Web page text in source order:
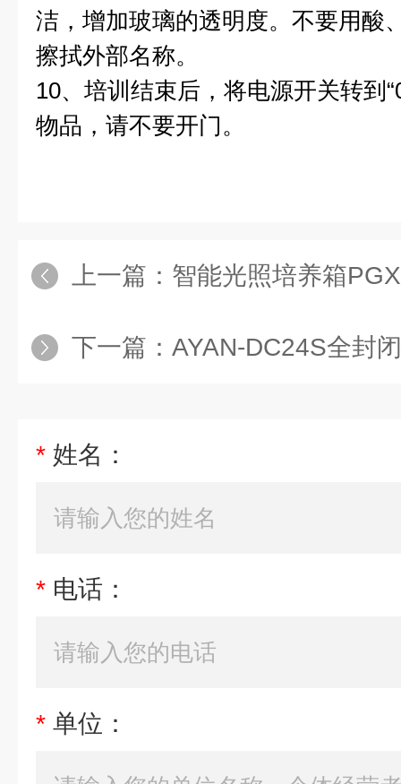
洁，增加玻璃的透明度。不要用酸
擦拭外部名称。
10、培训结束后，将电源开关转到
物品，请不要开门。
上一篇： 智能光照培养箱PGX-
下一篇： AYAN-DC24S全封闭智能氮
* 姓名：
* 电话：
* 单位：